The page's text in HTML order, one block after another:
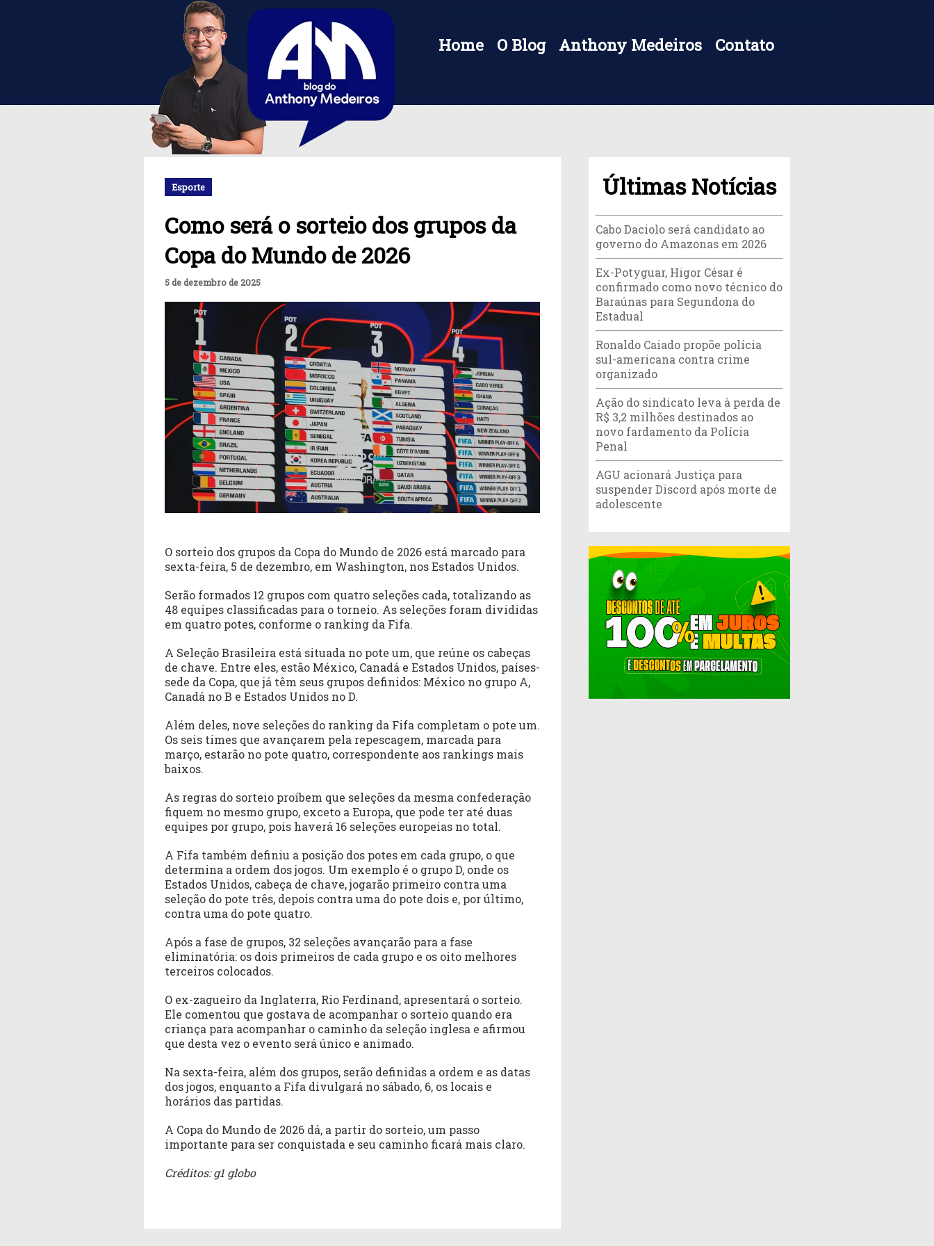
Home O Blog Anthony Medeiros Contato
Esporte
Como será o sorteio dos grupos da
Copa do Mundo de 2026
5 de dezembro de 2025
O sorteio dos grupos da Copa do Mundo de 2026 está marcado para
sexta-feira, 5 de dezembro, em Washington, nos Estados Unidos.
Serão formados 12 grupos com quatro seleções cada, totalizando as
48 equipes classificadas para o torneio. As seleções foram divididas
em quatro potes, conforme o ranking da Fifa.
A Seleção Brasileira está situada no pote um, que reúne os cabeças
de chave. Entre eles, estão México, Canadá e Estados Unidos, países-
sede da Copa, que já têm seus grupos definidos: México no grupo A,
Canadá no B e Estados Unidos no D.
Além deles, nove seleções do ranking da Fifa completam o pote um.
Os seis times que avançarem pela repescagem, marcada para
março, estarão no pote quatro, correspondente aos rankings mais
baixos.
As regras do sorteio proíbem que seleções da mesma confederação
fiquem no mesmo grupo, exceto a Europa, que pode ter até duas
equipes por grupo, pois haverá 16 seleções europeias no total.
A Fifa também definiu a posição dos potes em cada grupo, o que
determina a ordem dos jogos. Um exemplo é o grupo D, onde os
Estados Unidos, cabeça de chave, jogarão primeiro contra uma
seleção do pote três, depois contra uma do pote dois e, por último,
contra uma do pote quatro.
Após a fase de grupos, 32 seleções avançarão para a fase
eliminatória: os dois primeiros de cada grupo e os oito melhores
terceiros colocados.
O ex-zagueiro da Inglaterra, Rio Ferdinand, apresentará o sorteio.
Ele comentou que gostava de acompanhar o sorteio quando era
criança para acompanhar o caminho da seleção inglesa e afirmou
que desta vez o evento será único e animado.
Na sexta-feira, além dos grupos, serão definidas a ordem e as datas
dos jogos, enquanto a Fifa divulgará no sábado, 6, os locais e
horários das partidas.
A Copa do Mundo de 2026 dá, a partir do sorteio, um passo
importante para ser conquistada e seu caminho ficará mais claro.
Créditos: g1 globo
Últimas Notícias
Cabo Daciolo será candidato ao
governo do Amazonas em 2026
Ex-Potyguar, Higor César é
confirmado como novo técnico do
Baraúnas para Segundona do
Estadual
Ronaldo Caiado propõe polícia
sul-americana contra crime
organizado
Ação do sindicato leva à perda de
R$ 3,2 milhões destinados ao
novo fardamento da Polícia
Penal
AGU acionará Justiça para
suspender Discord após morte de
adolescente